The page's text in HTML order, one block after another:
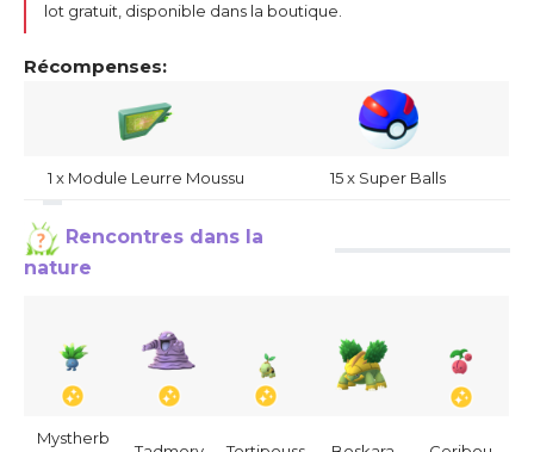
lot gratuit, disponible dans la boutique.
Récompenses:
1 x Module Leurre Moussu 15 x Super Balls
Rencontres dans la
nature
Mystherb